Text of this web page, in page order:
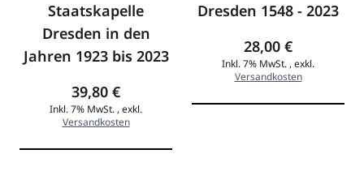
Staatskapelle
Dresden in den
Jahren 1923 bis 2023
39,80 €
Inkl. 7% MwSt., exkl.
Versandkosten
Dresden 1548 - 2023
28,00 €
Inkl. 7% MwSt., exkl.
Versandkosten